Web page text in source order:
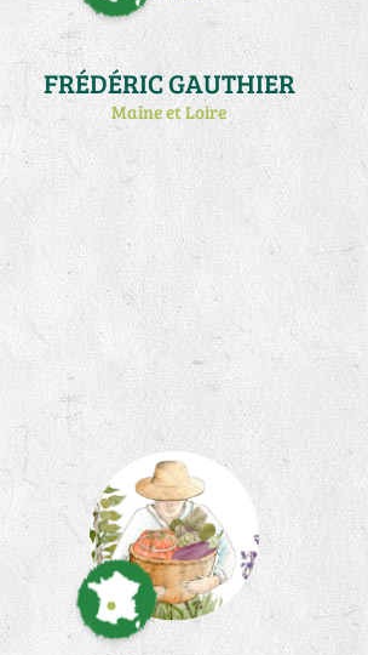
FRÉDÉRIC GAUTHIER
Maine et Loire